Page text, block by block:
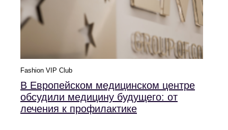
Fashion VIP Club
В Европейском медицинском центре
обсудили медицину будущего: от
лечения к профилактике